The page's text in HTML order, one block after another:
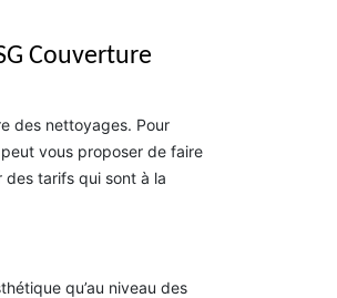
Couverture
des nettoyages. Pour
vous proposer de faire
tarifs qui sont à la
qu’au niveau des